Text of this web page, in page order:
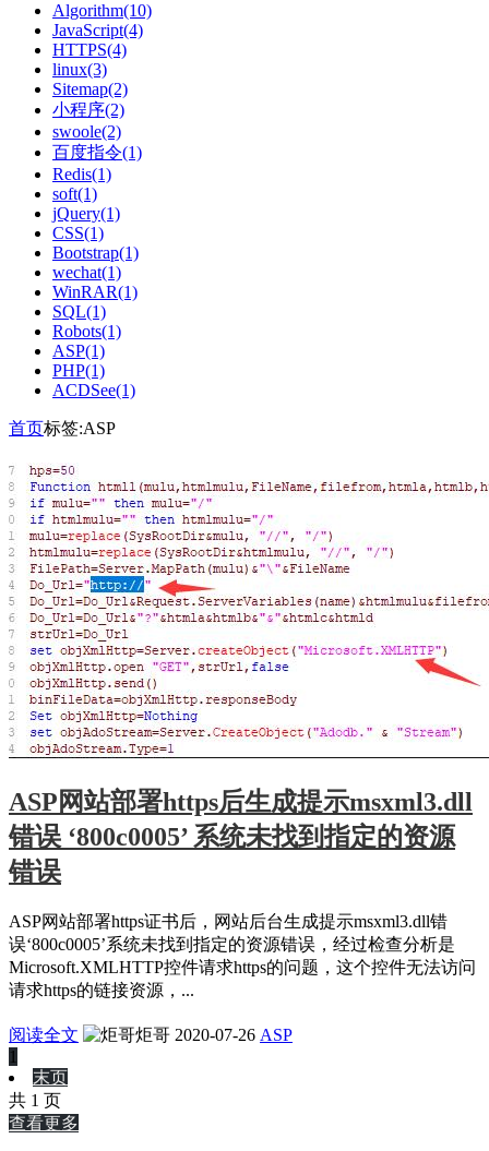
Algorithm(10)
JavaScript(4)
HTTPS(4)
linux(3)
Sitemap(2)
小程序(2)
swoole(2)
百度指令(1)
Redis(1)
soft(1)
jQuery(1)
CSS(1)
Bootstrap(1)
wechat(1)
WinRAR(1)
SQL(1)
Robots(1)
ASP(1)
PHP(1)
ACDSee(1)
首页标签:ASP
ASP网站部署https后生成提示msxml3.dll
错误 ‘800c0005’ 系统未找到指定的资源
错误
ASP网站部署https证书后，网站后台生成提示msxml3.dll错
误‘800c0005’系统未找到指定的资源错误，经过检查分析是
Microsoft.XMLHTTP控件请求https的问题，这个控件无法访问
请求https的链接资源，...
阅读全文 炬哥 2020-07-26 ASP
1
末页
共 1 页
查看更多